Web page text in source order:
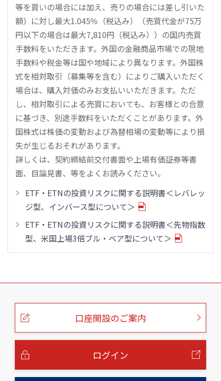
等を買いの場合には加え、売りの場合には差し引いた
額）に対し最大1.045％（税込み）（売買代金が75万
円以下の場合は最大7,810円（税込み））の国内売買
手数料をいただきます。外国の金融商品市場での現地
手数料や税金等は国や地域により異なります。外国株
式を相対取引（募集等を含む）によりご購入いただく
場合は、購入対価のみお支払いいただきます。ただ
し、相対取引による売買においても、お客様との合意
に基づき、別途手数料をいただくことがあります。外
国株式は株価の変動および為替相場の変動等により損
失が生じるおそれがあります。
詳しくは、契約締結前交付書面や上場有価証券等書
面、目論見書、等をよくお読みください。
ETF・ETNの投資リスクに関する説明書＜レバレッ
ジ型、インバース型について＞
ETF・ETNの投資リスクに関する説明書＜先物指数
型、米国上場3倍ブル・ベア型について＞
こ
口座開設のご案内
ログイン